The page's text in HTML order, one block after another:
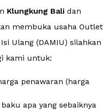
Klungkung Bali dan
membuka usaha Outlet
Ulang (DAMIU) silahkan
kami untuk:
penawaran (harga
apa yang sebaiknya